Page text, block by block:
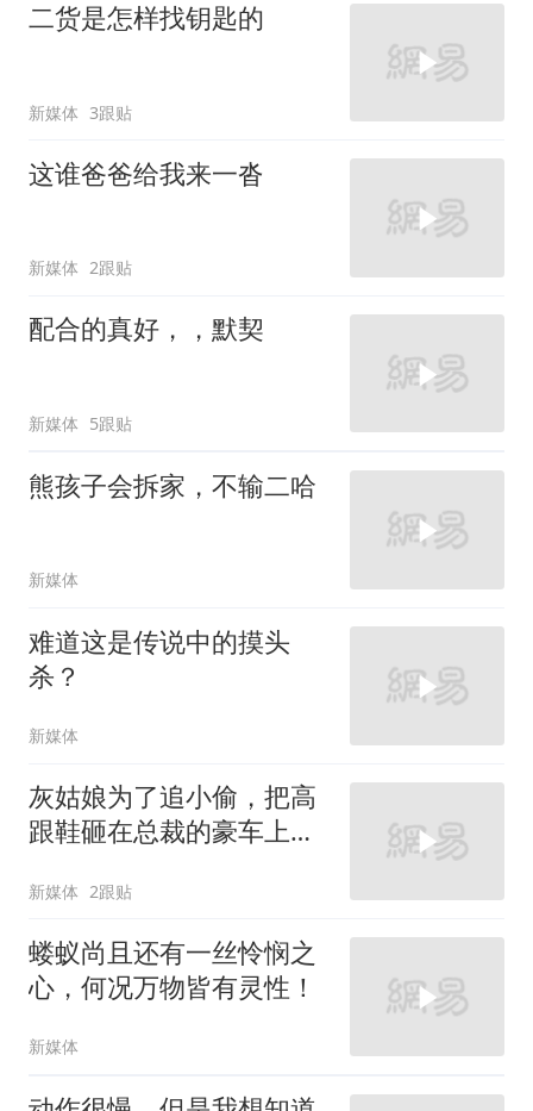
二货是怎样找钥匙的
新媒体 3跟贴
这谁爸爸给我来一沓
新媒体 2跟贴
配合的真好，，默契
新媒体 5跟贴
熊孩子会拆家，不输二哈
新媒体
难道这是传说中的摸头
杀？
新媒体
灰姑娘为了追小偷，把高
跟鞋砸在总裁的豪车上，
新媒体 2跟贴
蝼蚁尚且还有一丝怜悯之
心，何况万物皆有灵性！
新媒体